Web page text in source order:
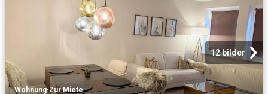
12 bilder
Wohnung·Zur Miete